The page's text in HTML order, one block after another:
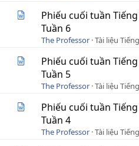
Phiếu cuối tuần
Tuần 6
The Professor Tài liệu
Phiếu cuối tuần
Tuần 5
The Professor Tài liệu
Phiếu cuối tuần
Tuần 4
The Professor Tài liệu